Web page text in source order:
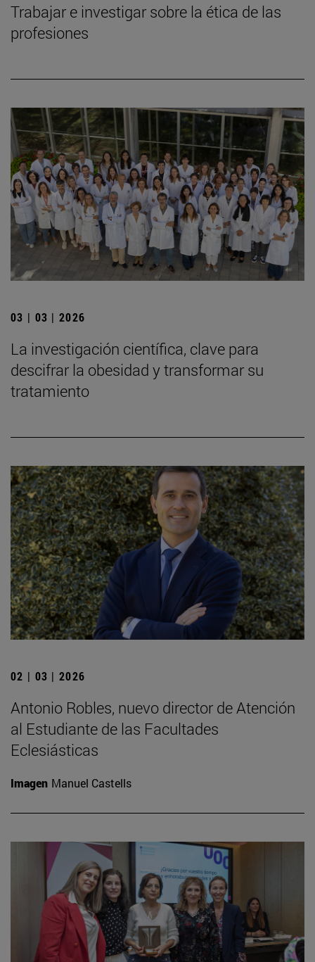
Trabajar e investigar sobre la ética de las
profesiones
03 | 03 | 2026
La investigación científica, clave para
descifrar la obesidad y transformar su
tratamiento
02 | 03 | 2026
Antonio Robles, nuevo director de Atención
al Estudiante de las Facultades
Eclesiásticas
Imagen Manuel Castells